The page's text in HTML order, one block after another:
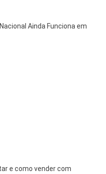
Ainda Funciona em
e como vender com